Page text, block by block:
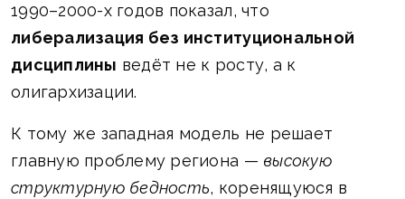
1990–2000-х годов показал, что
либерализация без институциональной
дисциплины ведёт не к росту, а к
олигархизации.
К тому же западная модель не решает
главную проблему региона — высокую
структурную бедность, коренящуюся в